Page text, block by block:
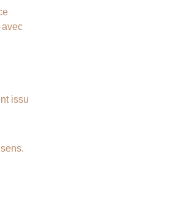
issu